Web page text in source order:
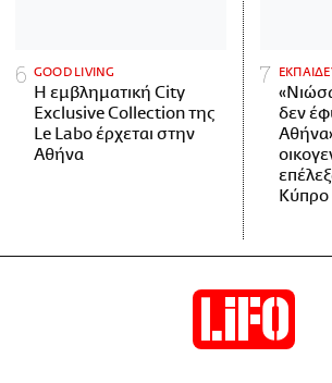
GOOD LIVING
Η εμβληματική City
Exclusive Collection της
Le Labo έρχεται στην
Αθήνα
δεν
Κύπρο